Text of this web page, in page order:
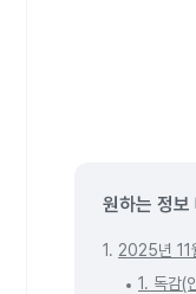
원하는 정보
1. 2025년 11
1. 독감(